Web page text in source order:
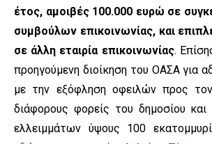
έτος, αμοιβές 100.000 ευρώ σε
συμβούλων επικοινωνίας, και
σε άλλη εταιρία επικοινωνίας.
προηγούμενη διοίκηση του ΟΑΣΑ για
με την εξόφληση οφειλών προς
διάφορους φορείς του δημοσίου
ελλειμμάτων ύψους 100